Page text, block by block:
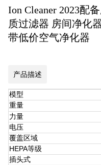
Ion Cleaner 2023配
质过滤器 房间净化
带低价空气净化器
产品描述
模型
重量
力量
电压
覆盖区域
HEPA等级
插头式